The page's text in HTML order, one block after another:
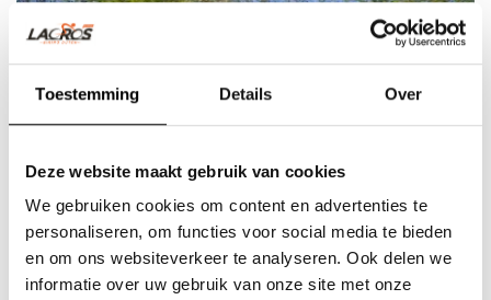
Toestemming Details Over
Deze website maakt gebruik van cookies
We gebruiken cookies om content en advertenties te
personaliseren, om functies voor social media te bieden
en om ons websiteverkeer te analyseren. Ook delen we
informatie over uw gebruik van onze site met onze
30
NOV
Camperaars